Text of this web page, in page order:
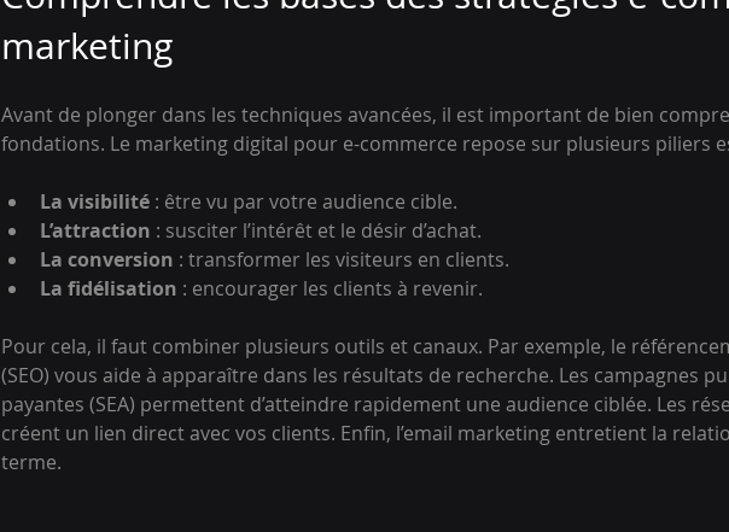
marketing
Avant de plonger dans les techniques avancées, il est important de bien
fondations. Le marketing digital pour e-commerce repose sur plusieurs piliers
La visibilité : être vu par votre audience cible.
L’attraction : susciter l’intérêt et le désir d’achat.
La conversion : transformer les visiteurs en clients.
La fidélisation : encourager les clients à revenir.
Pour cela, il faut combiner plusieurs outils et canaux. Par exemple, le
(SEO) vous aide à apparaître dans les résultats de recherche. Les campagnes
payantes (SEA) permettent d’atteindre rapidement une audience ciblée. Les
créent un lien direct avec vos clients. Enfin, l’email marketing entretient la
terme.